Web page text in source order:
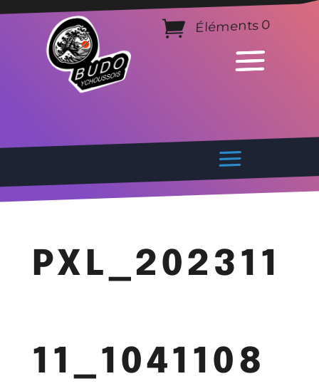
Éléments 0
PXL_202311
11_1041108